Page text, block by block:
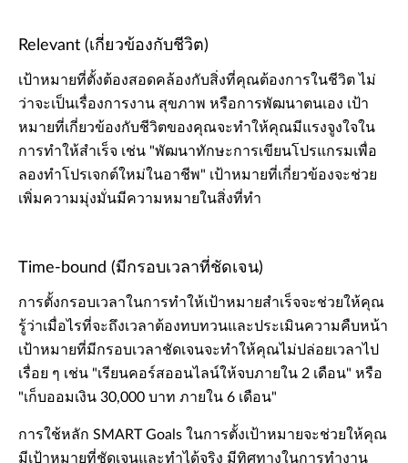
Relevant (เกี่ยวข้องกับชีวิต)
เป้าหมายที่ตั้งต้องสอดคล้องกับสิ่งที่คุณต้องการในชีวิต ไม่
ว่าจะเป็นเรื่องการงาน สุขภาพ หรือการพัฒนาตนเอง เป้า
หมายที่เกี่ยวข้องกับชีวิตของคุณจะทำให้คุณมีแรงจูงใจใน
การทำให้สำเร็จ เช่น "พัฒนาทักษะการเขียนโปรแกรมเพื่อ
ลองทำโปรเจกต์ใหม่ในอาชีพ" เป้าหมายที่เกี่ยวข้องจะช่วย
เพิ่มความมุ่งมั่นมีความหมายในสิ่งที่ทำ
Time-bound (มีกรอบเวลาที่ชัดเจน)
การตั้งกรอบเวลาในการทำให้เป้าหมายสำเร็จจะช่วยให้คุณ
รู้ว่าเมื่อไรที่จะถึงเวลาต้องทบทวนและประเมินความคืบหน้า
เป้าหมายที่มีกรอบเวลาชัดเจนจะทำให้คุณไม่ปล่อยเวลาไป
เรื่อย ๆ เช่น "เรียนคอร์สออนไลน์ให้จบภายใน 2 เดือน" หรือ
"เก็บออมเงิน 30,000 บาท ภายใน 6 เดือน"
การใช้หลัก SMART Goals ในการตั้งเป้าหมายจะช่วยให้คุณ
มีเป้าหมายที่ชัดเจนและทำได้จริง มีทิศทางในการทำงาน